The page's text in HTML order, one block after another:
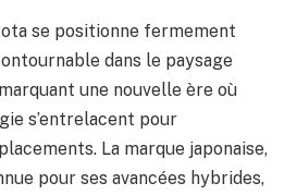
se positionne fermement
dans le paysage
une nouvelle ère où
s’entrelacent pour
La marque japonaise,
pour ses avancées hybrides,